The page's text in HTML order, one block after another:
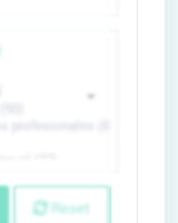
Reset